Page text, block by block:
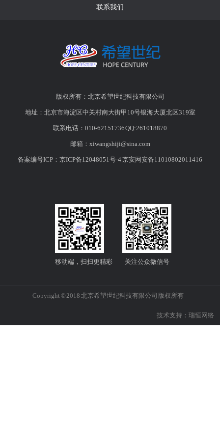
联系我们
版权所有：北京希望世纪科技有限公司
地址：北京市海淀区中关村南大街甲10号银海大厦北区319室
联系电话：010-62151736 QQ:261018870
邮箱： xiwangshiji@sina.com
备案编号ICP：京ICP备12048051号-4京安网安备11010802011416
关注公众微信号
移动端，扫扫更精彩
Copyright © 2018 北京希望世纪科技有限公司 版权所有
技术支持： 瑞恒网络